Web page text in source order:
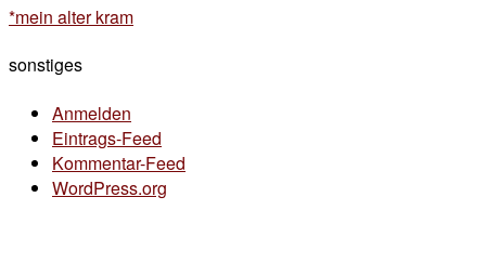
*mein alter kram
sonstiges
Anmelden
Eintrags-Feed
Kommentar-Feed
WordPress.org